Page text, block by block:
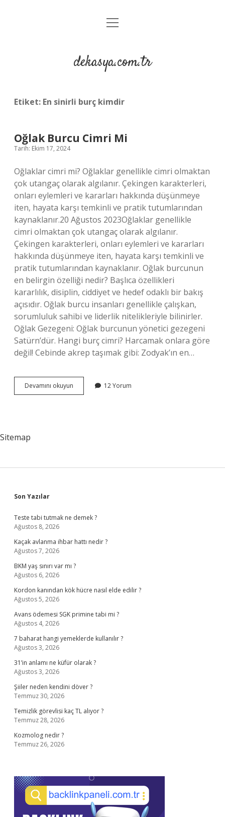
Anasayfa
Yasal Uyarı
menüyü
dekasya.com.tr
Etiket: En sinirli burç kimdir
Oğlak Burcu Cimri Mi
Tarih: Ekim 17, 2024
Oğlaklar cimri mi? Oğlaklar genellikle cimri olmaktan
çok utangaç olarak algılanır. Çekingen karakterleri,
onları eylemleri ve kararları hakkında düşünmeye
iten, hayata karşı temkinli ve pratik tutumlarından
kaynaklanır.20 Ağustos 2023Oğlaklar genellikle
cimri olmaktan çok utangaç olarak algılanır.
Çekingen karakterleri, onları eylemleri ve kararları
hakkında düşünmeye iten, hayata karşı temkinli ve
pratik tutumlarından kaynaklanır. Oğlak burcunun
en belirgin özelliği nedir? Başlıca özellikleri
kararlılık, disiplin, ciddiyet ve hedef odaklı bir bakış
açısıdır. Oğlak burcu insanları genellikle çalışkan,
sorumluluk sahibi ve liderlik nitelikleriyle bilinirler.
Oğlak Gezegeni: Oğlak burcunun yönetici gezegeni
Satürn’dür. Hangi burç cimri? Harcamak onlara göre
değil! Cebinde akrep taşımak gibi: Zodyak’ın en…
Devamını okuyun
Burcu
12 Yorum
Sitemap
Sidebar
Son Yazılar
Teste tabi tutmak ne demek ?
Ağustos 8, 2026
Kaçak avlanma ihbar hattı nedir ?
Ağustos 7, 2026
BKM yaş sınırı var mı ?
Ağustos 6, 2026
Kordon kanından kök hücre nasıl elde edilir ?
Ağustos 5, 2026
Avans ödemesi SGK primine tabi mi ?
Ağustos 4, 2026
7 baharat hangi yemeklerde kullanılır ?
Ağustos 3, 2026
31’in anlamı ne küfür olarak ?
Ağustos 3, 2026
Şiiler neden kendini döver ?
Temmuz 30, 2026
Temizlik görevlisi kaç TL alıyor ?
Temmuz 28, 2026
Kozmolog nedir ?
Temmuz 26, 2026